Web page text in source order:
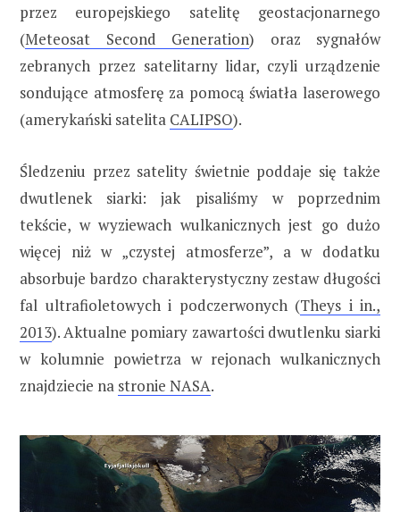
przez europejskiego satelitę geostacjonarnego
(Meteosat Second Generation) oraz sygnałów
zebranych przez satelitarny lidar, czyli urządzenie
sondujące atmosferę za pomocą światła laserowego
(amerykański satelita CALIPSO).
Śledzeniu przez satelity świetnie poddaje się także
dwutlenek siarki: jak pisaliśmy w poprzednim
tekście, w wyziewach wulkanicznych jest go dużo
więcej niż w „czystej atmosferze”, a w dodatku
absorbuje bardzo charakterystyczny zestaw długości
fal ultrafioletowych i podczerwonych (Theys i in.,
2013). Aktualne pomiary zawartości dwutlenku siarki
w kolumnie powietrza w rejonach wulkanicznych
znajdziecie na stronie NASA.